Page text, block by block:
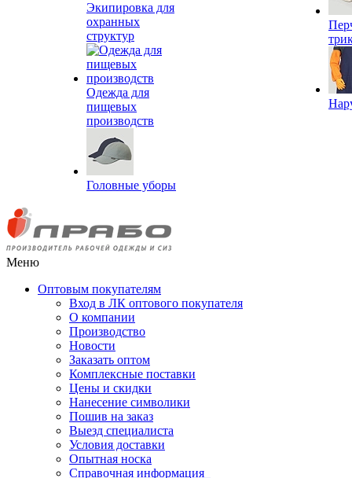
Экипировка для
охранных
структур
Одежда для
пищевых
производств
Головные уборы
Меню
Оптовым покупателям
Вход в ЛК оптового покупателя
О компании
Производство
Новости
Заказать оптом
Комплексные поставки
Цены и скидки
Нанесение символики
Пошив на заказ
Выезд специалиста
Условия доставки
Опытная носка
Справочная информация